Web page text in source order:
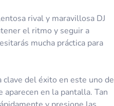
rival y maravillosa DJ
el ritmo y seguir a
mucha práctica para
clave del éxito en este uno de
en la pantalla. Tan